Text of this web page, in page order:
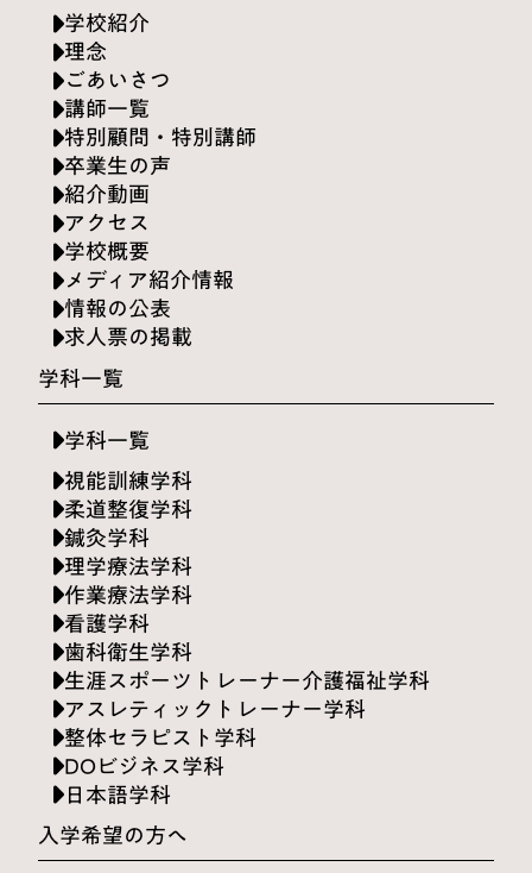
学校紹介
理念
ごあいさつ
講師一覧
特別顧問・特別講師
卒業生の声
紹介動画
アクセス
学校概要
メディア紹介情報
情報の公表
求人票の掲載
学科一覧
学科一覧
視能訓練学科
柔道整復学科
鍼灸学科
理学療法学科
作業療法学科
看護学科
歯科衛生学科
生涯スポーツトレーナー介護福祉学科
アスレティックトレーナー学科
整体セラピスト学科
DOビジネス学科
日本語学科
入学希望の方へ